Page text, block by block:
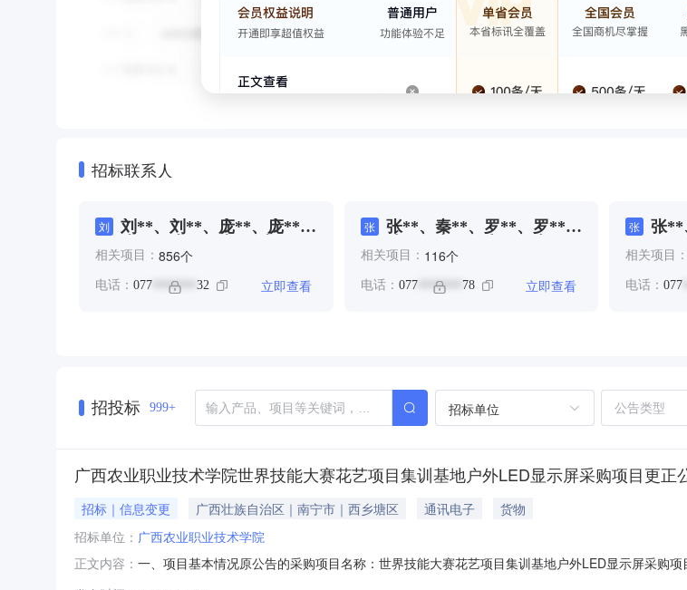
招标联系人
刘
刘**、刘**、庞**、庞**、
潘*、潘**、班**、罗**、
韩**、韩**、黄*、黄*、黄
相关项目： 856个
电话： 077 ******* 32 立即查看
张
张**、秦**、罗**、罗**、
黄**
相关项目： 116个
电话： 077 ******* 78 立即查看
张 张**
相关项目：
电话： 077
招投标 999+ 招标单位
广西农业职业技术学院世界技能大赛花艺项目集训基地户外LED显示屏采购项目更正
招标｜信息变更 广西壮族自治区｜南宁市｜西乡塘区 通讯电子
货物
招标单位： 广西农业职业技术学院
正文内容： 一、项目基本情况原公告的采购项目名称：世界技能大赛花艺项目集训基地户外LED显示屏采购